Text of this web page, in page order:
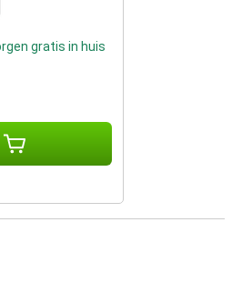
gratis in huis